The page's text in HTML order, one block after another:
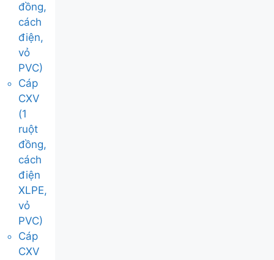
đồng,
cách
điện,
vỏ
PVC)
Cáp
CXV
(1
ruột
đồng,
cách
điện
XLPE,
vỏ
PVC)
Cáp
CXV